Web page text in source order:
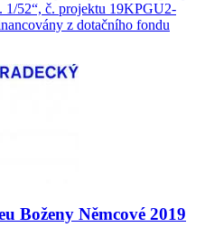
1/52“, č. projektu 19KPGU2-
z dotačního fondu
Boženy Němcové 2019